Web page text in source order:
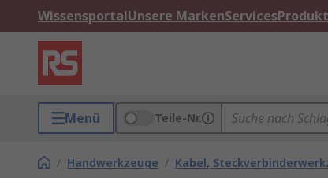
WissensportalUnsere MarkenServices
Menü Teile-Nr.
/ Handwerkzeuge / Kabel,